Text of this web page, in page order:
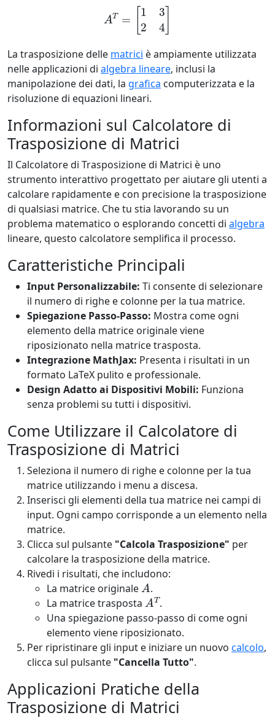
13 4]
La trasposizione delle matrici è ampiamente utilizzata
nelle applicazioni di algebra lineare, inclusi la
manipolazione dei dati, la grafica computerizzata e la
risoluzione di equazioni lineari.
Informazioni sul Calcolatore di
Trasposizione di Matrici
Il Calcolatore di Trasposizione di Matrici è uno
strumento interattivo progettato per aiutare gli utenti a
calcolare rapidamente e con precisione la trasposizione
di qualsiasi matrice. Che tu stia lavorando su un
problema matematico o esplorando concetti di algebra
lineare, questo calcolatore semplifica il processo.
Caratteristiche Principali
Input Personalizzabile: Ti consente di selezionare
il numero di righe e colonne per la tua matrice.
Spiegazione Passo-Passo: Mostra come ogni
elemento della matrice originale viene
riposizionato nella matrice trasposta.
Integrazione MathJax: Presenta i risultati in un
formato LaTeX pulito e professionale.
Design Adatto ai Dispositivi Mobili: Funziona
senza problemi su tutti i dispositivi.
Come Utilizzare il Calcolatore di
Trasposizione di Matrici
Seleziona il numero di righe e colonne per la tua
matrice utilizzando i menu a discesa.
Inserisci gli elementi della tua matrice nei campi di
input. Ogni campo corrisponde a un elemento nella
matrice.
Clicca sul pulsante "Calcola Trasposizione" per
calcolare la trasposizione della matrice.
Rivedi i risultati, che includono:
La matrice originale
A
.
La matrice trasposta
AT
.
Una spiegazione passo-passo di come ogni
elemento viene riposizionato.
Per ripristinare gli input e iniziare un nuovo calcolo,
clicca sul pulsante "Cancella Tutto".
Applicazioni Pratiche della
Trasposizione di Matrici